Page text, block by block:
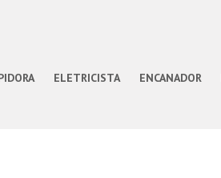
ELETRICISTA ENCANADOR